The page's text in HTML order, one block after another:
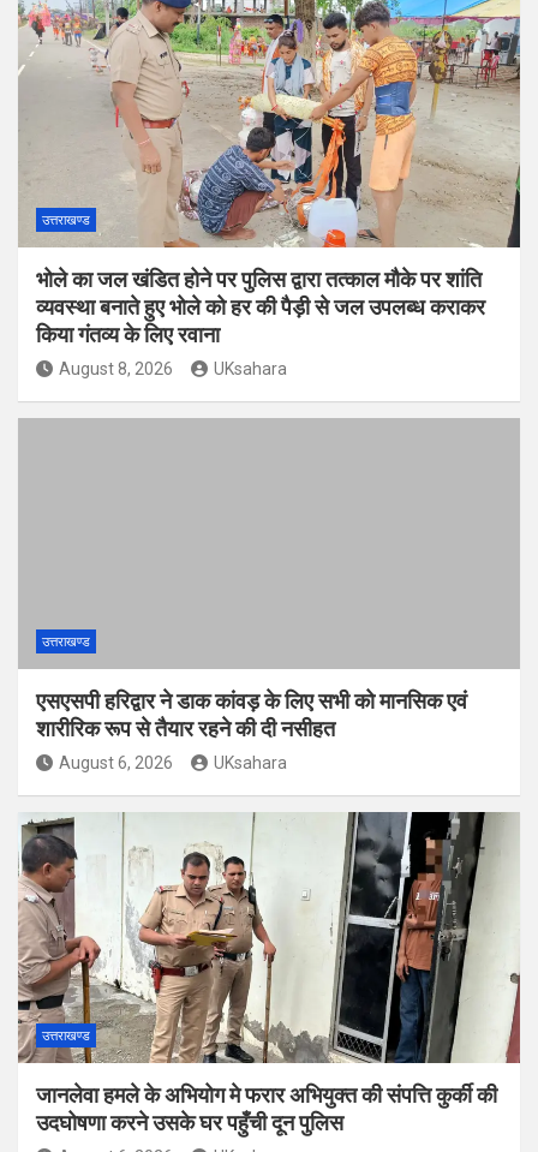
उत्तराखण्ड
भोले का जल खंडित होने पर पुलिस द्वारा तत्काल मौके पर शांति
व्यवस्था बनाते हुए भोले को हर की पैड़ी से जल उपलब्ध कराकर
किया गंतव्य के लिए रवाना
August 8, 2026 UKsahara
उत्तराखण्ड
एसएसपी हरिद्वार ने डाक कांवड़ के लिए सभी को मानसिक एवं
शारीरिक रूप से तैयार रहने की दी नसीहत
August 6, 2026 UKsahara
उत्तराखण्ड
जानलेवा हमले के अभियोग मे फरार अभियुक्त की संपत्ति कुर्की की
उदघोषणा करने उसके घर पहुँची दून पुलिस